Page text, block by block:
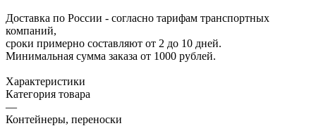
Доставка по России - согласно тарифам транспортных
компаний,
сроки примерно составляют от 2 до 10 дней.
Минимальная сумма заказа от 1000 рублей.
Характеристики
Категория товара
—
Контейнеры, переноски